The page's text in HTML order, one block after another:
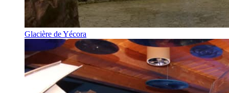
Glacière de Yécora